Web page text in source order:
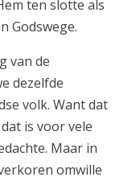
ten slotte als
Godswege.
van de
dezelfde
volk. Want dat
is voor vele
Maar in
omwille